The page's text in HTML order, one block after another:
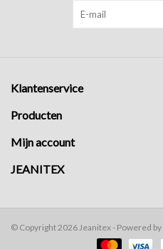
Klantenservice
Producten
Mijn account
JEANITEX
© Copyright 2026 Jeanitex - Powered by